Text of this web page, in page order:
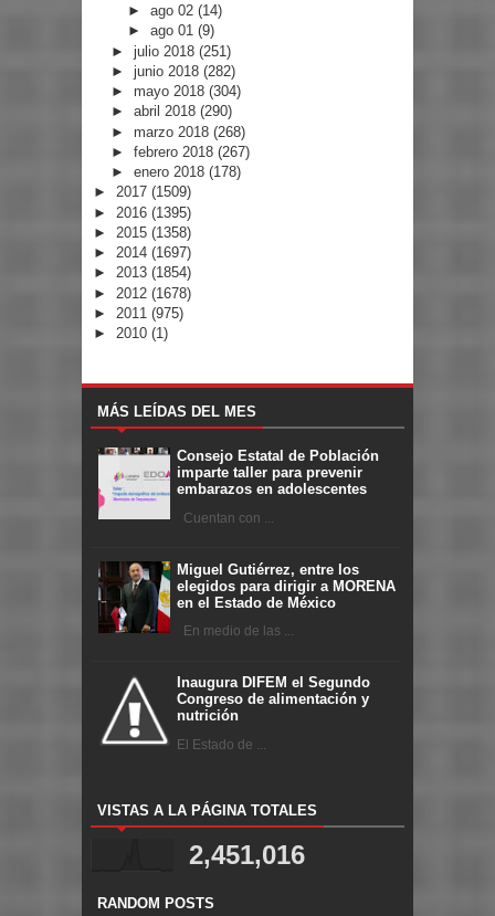
►ago 02(14)
►ago 01(9)
► julio 2018 (251)
► junio 2018 (282)
► mayo 2018 (304)
► abril 2018 (290)
► marzo 2018 (268)
► febrero 2018 (267)
► enero 2018 (178)
► 2017 (1509)
► 2016 (1395)
► 2015 (1358)
► 2014 (1697)
► 2013 (1854)
► 2012 (1678)
► 2011 (975)
► 2010 (1)
MÁS LEÍDAS DEL MES
Consejo Estatal de Población
imparte taller para prevenir
embarazos en adolescentes
Cuentan con ...
Miguel Gutiérrez, entre los
elegidos para dirigir a MORENA
en el Estado de México
En medio de las ...
Inaugura DIFEM el Segundo
Congreso de alimentación y
nutrición
El Estado de ...
VISTAS A LA PÁGINA TOTALES
2,451,016
RANDOM POSTS